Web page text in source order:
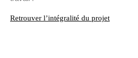
Retrouver l’intégralité du projet